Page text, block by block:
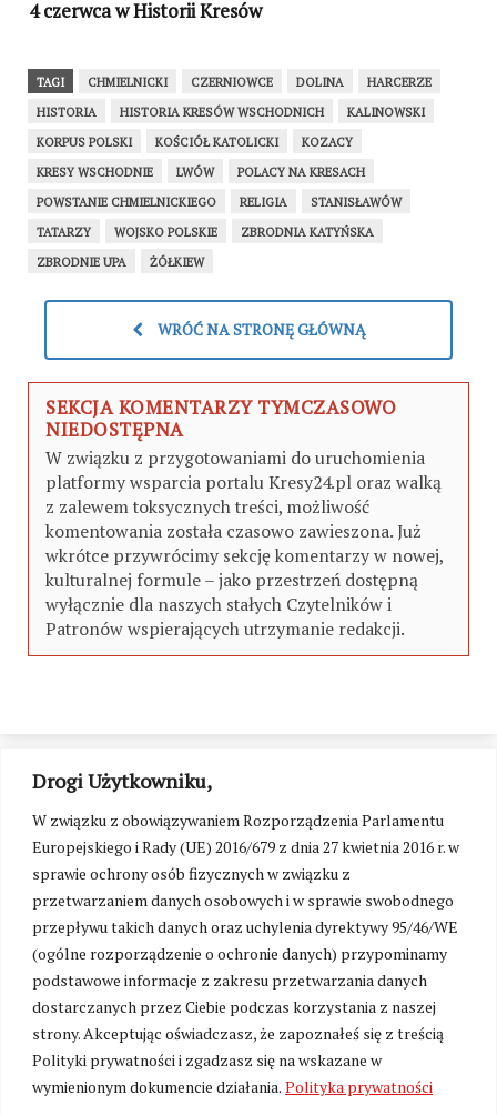
Drogi Użytkowniku,
W związku z obowiązywaniem Rozporządzenia Parlamentu
Europejskiego i Rady (UE) 2016/679 z dnia 27 kwietnia 2016 r. w
sprawie ochrony osób fizycznych w związku z
przetwarzaniem danych osobowych i w sprawie swobodnego
przepływu takich danych oraz uchylenia dyrektywy 95/46/WE
(ogólne rozporządzenie o ochronie danych) przypominamy
podstawowe informacje z zakresu przetwarzania danych
dostarczanych przez Ciebie podczas korzystania z naszej
strony. Akceptując oświadczasz, że zapoznałeś się z treścią
Polityki prywatności i zgadzasz się na wskazane w
wymienionym dokumencie działania. Polityka prywatności
4 czerwca w Historii Kresów
TAGI CHMIELNICKI CZERNIOWCE DOLINA
HARCERZE
HISTORIA
HISTORIA KRESÓW WSCHODNICH
KALINOWSKI
KORPUS POLSKI
KOŚCIÓŁ KATOLICKI
KOZACY
KRESY WSCHODNIE
LWÓW
POLACY NA KRESACH
POWSTANIE CHMIELNICKIEGO
RELIGIA
STANISŁAWÓW
TATARZY
WOJSKO POLSKIE
ZBRODNIA KATYŃSKA
ZBRODNIE UPA
ŻÓŁKIEW
WRÓĆ NA STRONĘ GŁÓWNĄ
SEKCJA KOMENTARZY TYMCZASOWO
NIEDOSTĘPNA
W związku z przygotowaniami do uruchomienia
platformy wsparcia portalu Kresy24.pl oraz walką
z zalewem toksycznych treści, możliwość
komentowania została czasowo zawieszona. Już
wkrótce przywrócimy sekcję komentarzy w nowej,
kulturalnej formule – jako przestrzeń dostępną
wyłącznie dla naszych stałych Czytelników i
Patronów wspierających utrzymanie redakcji.
Zmień ustawienia cookies